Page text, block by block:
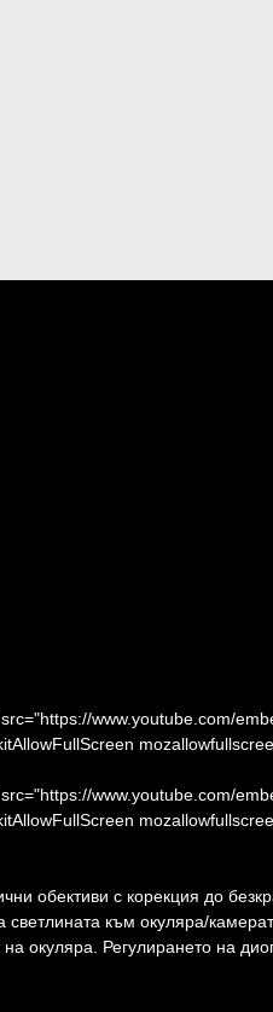
www.youtube.com/
www.youtube.com/
обективи с корекция до
светлината към окуляра/
окуляра. Регулирането на